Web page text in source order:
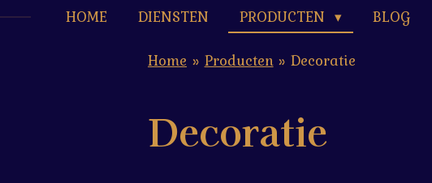
HOME DIENSTEN PRODUCTEN BLOG
Home » Producten » Decoratie
Decoratie